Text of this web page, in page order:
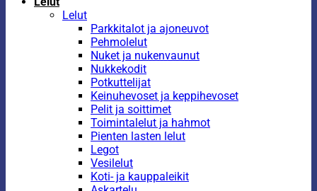
Lelut
Parkkitalot ja ajoneuvot
Pehmolelut
Nuket ja nukenvaunut
Nukkekodit
Potkuttelijat
Keinuhevoset ja keppihevoset
Pelit ja soittimet
Toimintalelut ja hahmot
Pienten lasten lelut
Legot
Vesilelut
Koti- ja kauppaleikit